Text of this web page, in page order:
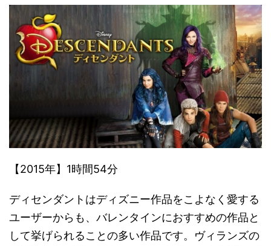
【2015年】1時間54分
ディセンダントはディズニー作品をこよなく愛する
ユーザーからも、バレンタインにおすすめの作品と
して挙げられることの多い作品です。ヴィランズの